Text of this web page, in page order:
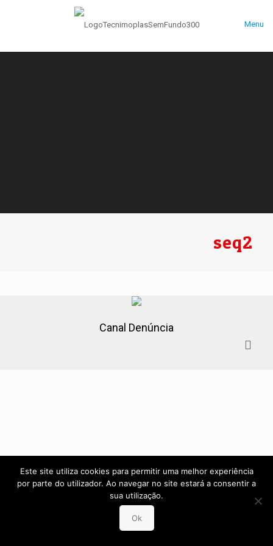
Menu
seq2
Canal Denúncia
Este site utiliza cookies para permitir uma melhor experiência
por parte do utilizador. Ao navegar no site estará a consentir a
sua utilização.
Ok